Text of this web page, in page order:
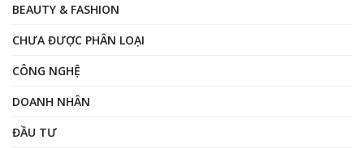
BEAUTY & FASHION
CHƯA ĐƯỢC PHÂN LOẠI
CÔNG NGHỆ
DOANH NHÂN
ĐẦU TƯ